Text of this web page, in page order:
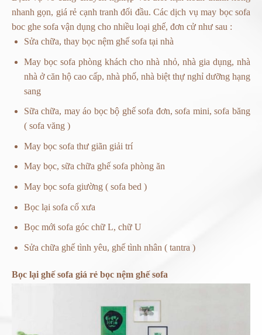
nhanh gọn, giá rẻ cạnh tranh đối đầu. Các dịch vụ may bọc sofa
boc ghe sofa vận dụng cho nhiều loại ghế, đơn cử như sau :
Sửa chữa, thay bọc nệm ghế sofa tại nhà
May bọc sofa phòng khách cho nhà nhỏ, nhà gia dụng, nhà
nhà ở căn hộ cao cấp, nhà phố, nhà biệt thự nghỉ dưỡng hạng
sang
Sữa chữa, may áo bọc bộ ghế sofa đơn, sofa mini, sofa băng
( sofa văng )
May bọc sofa thư giãn giải trí
May bọc, sữa chữa ghế sofa phòng ăn
May bọc sofa giường ( sofa bed )
Bọc lại sofa cổ xưa
Bọc mới sofa góc chữ L, chữ U
Sửa chữa ghế tình yêu, ghế tình nhân ( tantra )
Bọc lại ghế sofa giá rẻ bọc nệm ghế sofa